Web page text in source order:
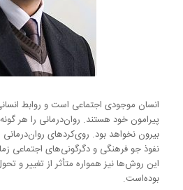
انسان موجودی اجتماعی است و روابط
پیرامون خود هستند. روان‌درمانی را هر
بیرون نخواهد بود. روی‌کردهای
نفوذ جو فرهنگی و دگرگونی‌های اجتماعی
این روش‌ها نیز همواره متأثر از تغییر و
بوده‌است.